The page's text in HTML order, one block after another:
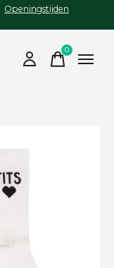
Openingstijden
0items